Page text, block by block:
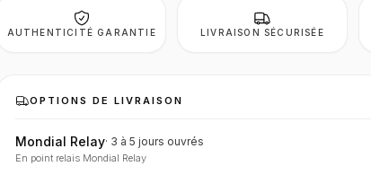
AUTHENTICITÉ GARANTIE LIVRAISON SÉCURISÉE
OPTIONS DE LIVRAISON
Mondial Relay· 3 à 5 jours ouvrés
En point relais Mondial Relay